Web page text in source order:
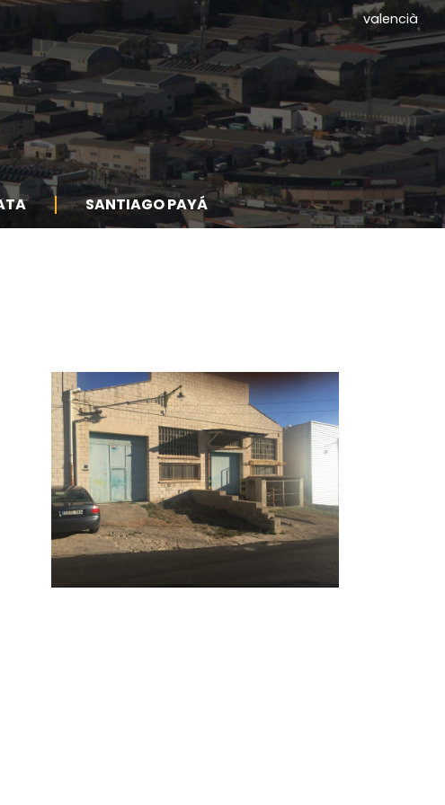
SANTIAGO PAYÁ
valencià